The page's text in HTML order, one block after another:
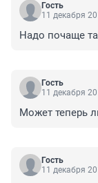
Гость
11 декабря
Надо почаще
Гость
11 декабря
Может теперь
Гость
11 декабря